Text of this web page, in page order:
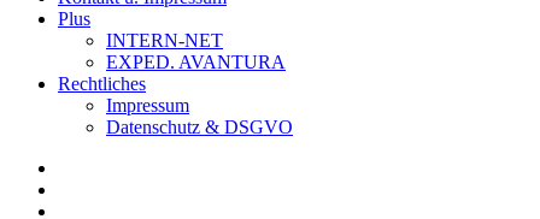
Plus
INTERN-NET
EXPED. AVANTURA
Rechtliches
Impressum
Datenschutz & DSGVO